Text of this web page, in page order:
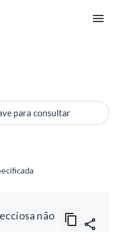
para consultar
não